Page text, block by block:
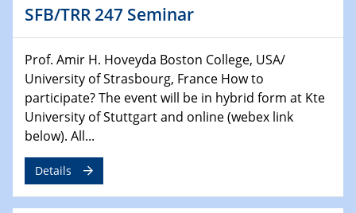
Technische Chemie – Technisch-Makromolekulare
Chemie für die Wasserforschung
30.01.2024
WIN & CENIDE Seminar Series on 2D-
MATURE
31.01.2024
SFB/TRR 247 Seminar
Prof. Amir H. Hoveyda Boston College, USA/
University of Strasbourg, France How to
participate? The event will be in hybrid form at Kte
University of Stuttgart and online (webex link
below). All...
Details